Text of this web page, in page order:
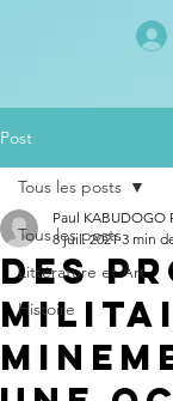
Post
Tous les posts
Littérature et Art
Histoire
Tous les posts
Des
Paul KABUDOGO
8 juil. 2021 3 min